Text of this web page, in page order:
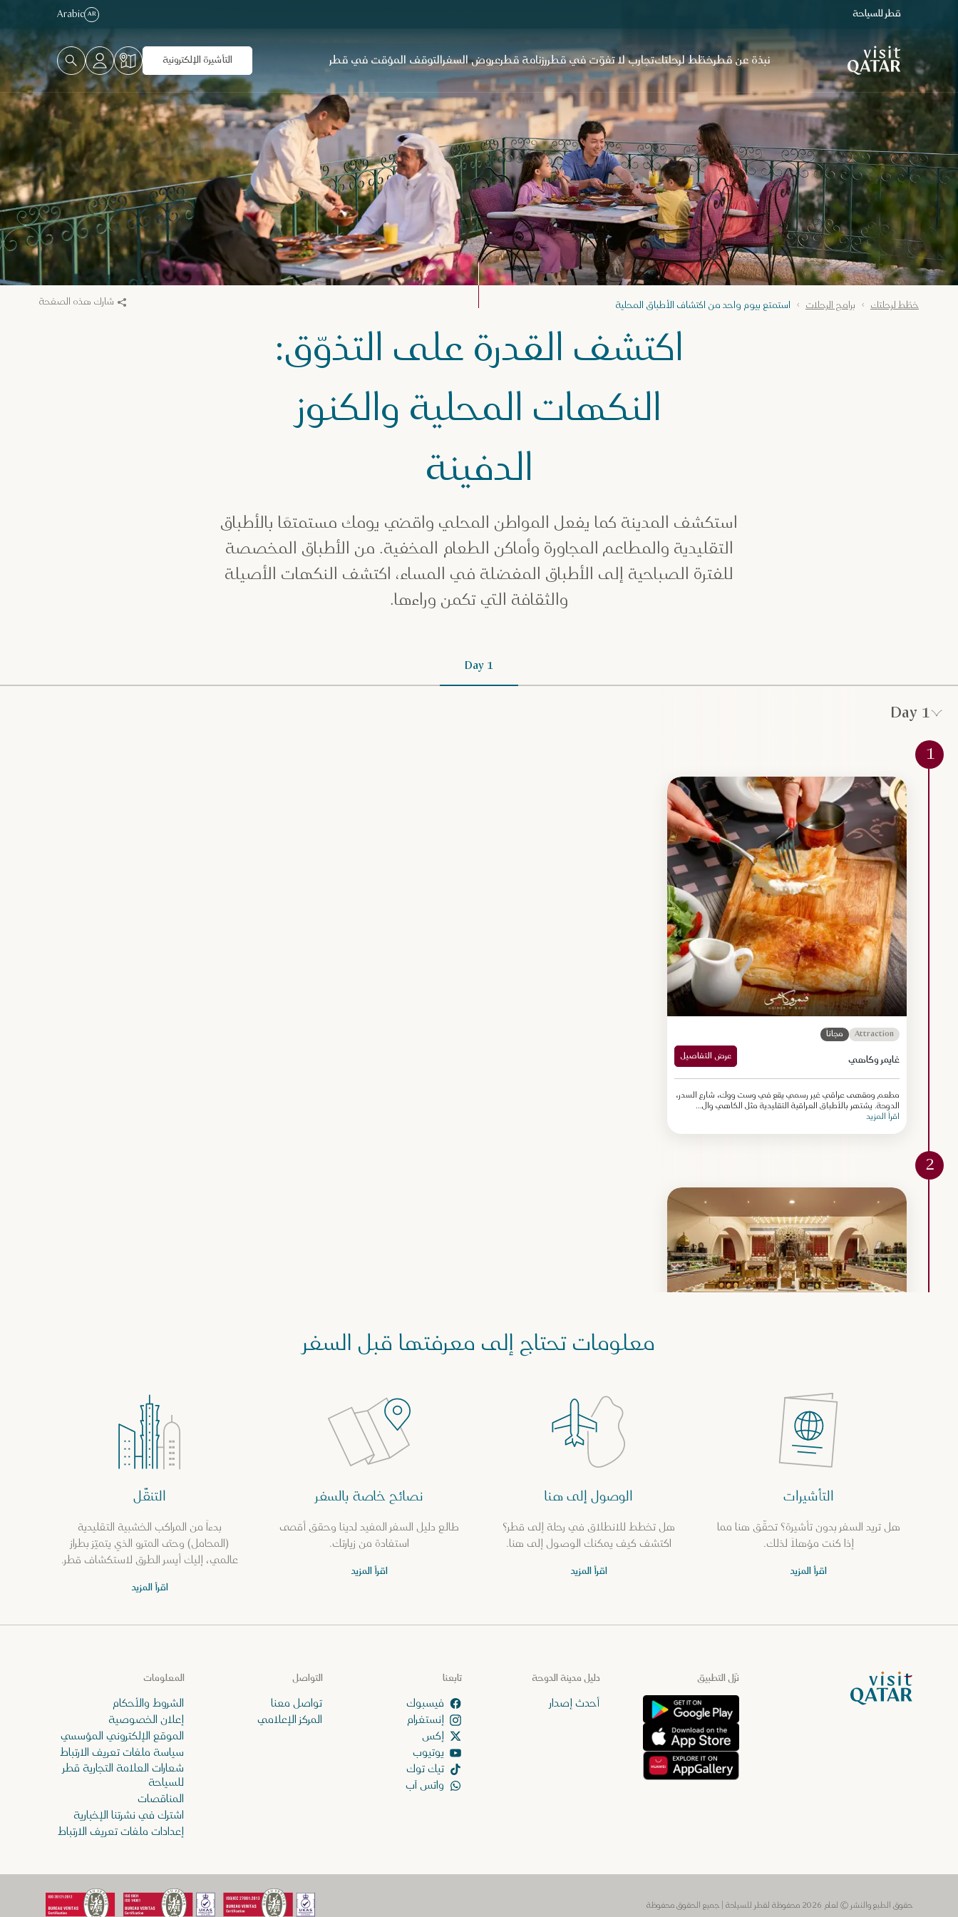
الصفحة الرئيسية لموقع VisitQatar
قطر للسياحة AR
Arabic
نبذة عن قطرخطّط لرحلتكتجارب لا تفوّت في قطررزنامة قطرعروض السفرالتوقف المؤقت في قطر التأشيرة الإلكترونية
خطّط لرحلتك برامج الرحلات استمتع بيوم واحد من اكتشاف الأطباق المحلية شارك هذه الصفحة
اكتشف القدرة على التذوّق:
النكهات المحلية والكنوز
الدفينة
استكشف المدينة كما يفعل المواطن المحلي واقضي يومك مستمتعًا بالأطباق
التقليدية والمطاعم المجاورة وأماكن الطعام المخفية. من الأطباق المخصصة
للفترة الصباحية إلى الأطباق المفضلة في المساء، اكتشف النكهات الأصيلة
والثقافة التي تكمن وراءها.
Day 1
Day 1
1
Attraction مجاناً
غايمر وكاهي عرض التفاصيل
مطعم ومقهى عراقي غير رسمي يقع في وست ووك، شارع السدر،
الدوحة. يشتهر بالأطباق العراقية التقليدية مثل الكاهي وال...
اقرأ المزيد
2
يقدّم مطعم الهوبارا ضيافة دافئة وبوفيهاً عالمياً راقياً في أجواء
فاخرة. تتميّز الجلسات الداخلية بديكور عصري أن...
مجاناً
فلات وايت للقهوة المختصة (اللؤلؤة) عرض التفاصيل
اللؤلؤة-قطر، ويشتهر بتحضير القهوة باحتراف وخيارات ال...
معلومات تحتاج إلى معرفتها قبل السفر
التأشيرات
هل تريد السفر بدون تأشيرة؟ تحقّق هنا مما
إذا كنت مؤهلاً لذلك.
اقرأ المزيد
الوصول إلى هنا
هل تخطط للانطلاق في رحلة إلى قطر؟
اكتشف كيف يمكنك الوصول إلى هنا.
اقرأ المزيد
نصائح خاصة بالسفر
طالع دليل السفر المفيد لدينا وحقق أقصى
استفادة من زيارتك.
اقرأ المزيد
التنقّل
بدءاً من المراكب الخشبية التقليدية
(المحامل) وحتى المترو الذي يتميّز بطراز
عالمي، إليك أيسر الطرق لاستكشاف قطر.
اقرأ المزيد
الصفحة الرئيسية لموقع VisitQatar نزّل التطبيق دليل مدينة الدوحة
أحدث إصدار
تابعنا
إنستغرام
إكس
يوتيوب
تيك توك
واتس آب
التواصل
تواصل معنا
المركز الإعلامي
المعلومات
الشروط والأحكام
إعلان الخصوصية
الموقع الإلكتروني المؤسسي
سياسة ملفات تعريف الارتباط
شعارات العلامة التجارية قطر
للسياحة
المناقصات
اشترك في نشرتنا الإخبارية
إعدادات ملفات تعريف الارتباط
حقوق الطبع والنشر © لعام 2026 محفوظة لقطر للسياحة | جميع الحقوق محفوظة